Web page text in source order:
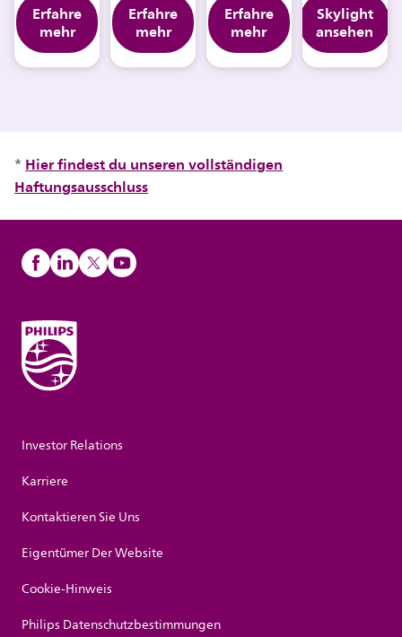
Erfahre
mehr
Erfahre
mehr
Erfahre
mehr
Skylight
ansehen
*Hier findest du unseren vollständigen
Haftungsausschluss
Investor Relations
Karriere
Kontaktieren Sie Uns
Eigentümer Der Website
Cookie-Hinweis
Philips Datenschutzbestimmungen